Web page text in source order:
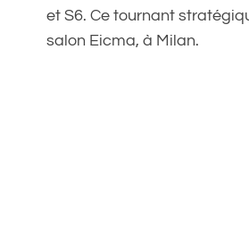
et S6. Ce tournant
salon Eicma, à Milan.